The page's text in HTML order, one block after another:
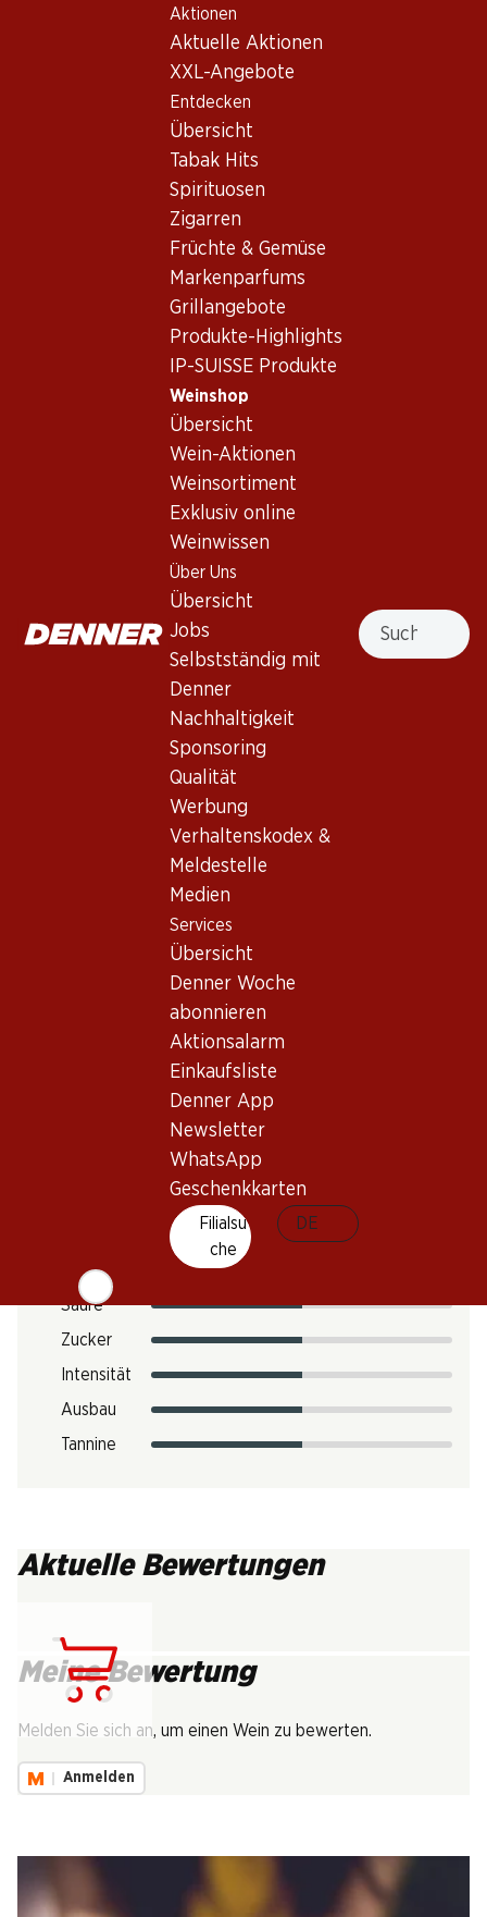
Aktionen
Aktuelle Aktionen
XXL-Angebote
Entdecken
Übersicht
Tabak Hits
Spirituosen
Zigarren
Früchte & Gemüse
Markenparfums
Grillangebote
Produkte-Highlights
IP-SUISSE Produkte
Weinshop
Übersicht
Wein-Aktionen
Weinsortiment
Exklusiv online
Weinwissen
Über Uns
Übersicht
Jobs
Selbstständig mit
Denner
Nachhaltigkeit
Sponsoring
Qualität
Werbung
Verhaltenskodex &
Meldestelle
Medien
Services
Übersicht
Denner Woche
abonnieren
Aktionsalarm
Einkaufsliste
Denner App
Newsletter
WhatsApp
Geschenkkarten
Filialsu
che
DE
Suche
Wein/Champagner
Bordeaux
Ch. L'Angélus St.Emilion AC 2007 75
Ch. L'Angélus St.Emilion AC
Frankreich,Bordeaux, 2007
Frankreich, Bordeaux, 2007, 75 cl
Wissenswertes
Rotwein_old
Trinktemperatur
CO2-Fussabdruck
Geschmack
Säure
Zucker
Intensität
Ausbau
Tannine
Aktuelle Bewertungen
Meine Bewertung
Melden Sie sich an, um einen Wein zu bewerten.
Anmelden